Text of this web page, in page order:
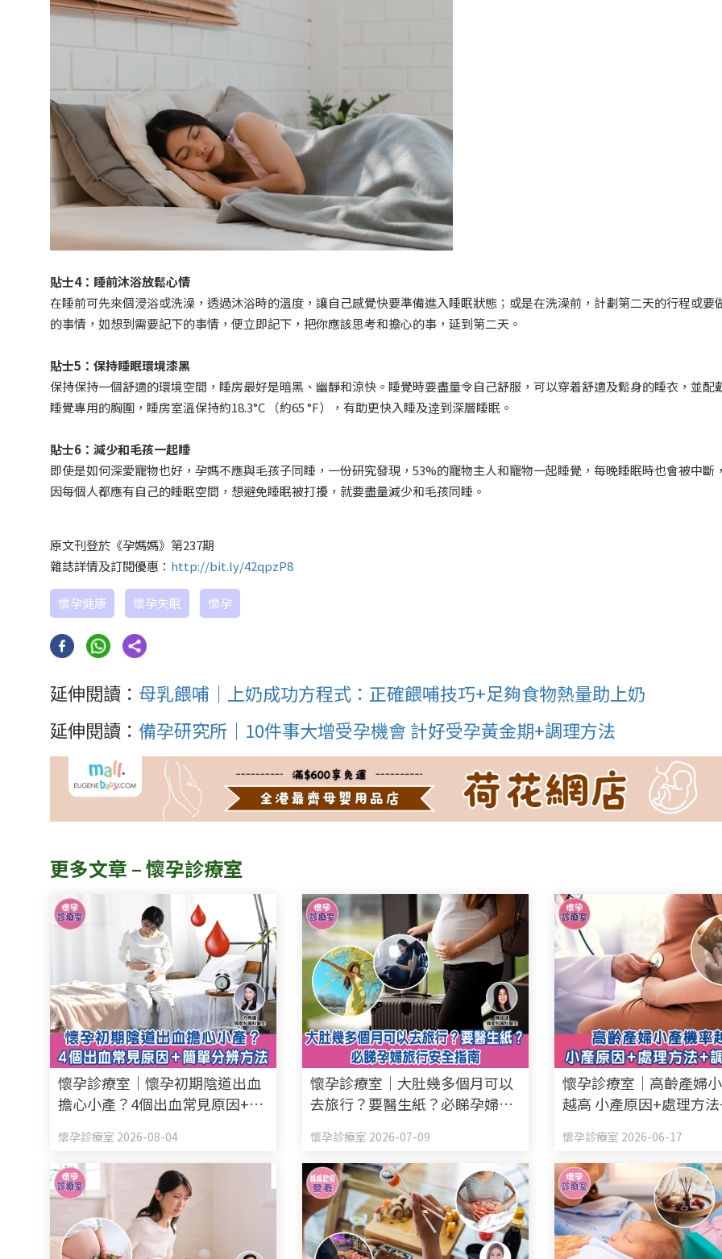
貼士4：睡前沐浴放鬆心情
在睡前可先來個浸浴或洗澡，透過沐浴時的溫度，讓自己感覺快要準備進入睡眠狀態；或是在洗澡前，計劃第二天的行程或要
的事情，如想到需要記下的事情，便立即記下，把你應該思考和擔心的事，延到第二天。
貼士5 ：保持睡眠環境漆黑
保持保持一個舒適的環境空間，睡房最好是暗黑、幽靜和涼快。睡覺時要盡量令自己舒服，可以穿着舒適及鬆身的睡衣，並配
睡覺專用的胸圍，睡房室溫保持約18.3°C （約65 °F），有助更快入睡及逹到深層睡眠。
貼士6 ：減少和毛孩一起睡
即使是如何深愛寵物也好，孕媽不應與毛孩子同睡，一份研究發現，53%的寵物主人和寵物一起睡覺，每晚睡眠時也會被中斷
因每個人都應有自己的睡眠空間，想避免睡眠被打擾，就要盡量減少和毛孩同睡。
原文刊登於《孕媽媽》第237期
雜誌詳情及訂閱優惠： http://bit.ly/42qpzP8
懷孕健康 懷孕失眠 懷孕
延伸閱讀： 母乳餵哺｜上奶成功方程式：正確餵哺技巧+足夠食物熱量助上奶
延伸閱讀： 備孕研究所｜10件事大增受孕機會 計好受孕黃金期+調理方法
更多文章 – 懷孕診療室
懷孕診療室｜懷孕初期陰道出血
擔心小產？4個出血常見原因+簡
懷孕診療室 2026-08-04
懷孕診療室｜大肚幾多個月可以
去旅行？要醫生紙？必睇孕婦旅
懷孕診療室 2026-07-09
懷孕診療室｜高齡產婦
越高 小產原因+處理方
懷孕診療室 2026-06-17